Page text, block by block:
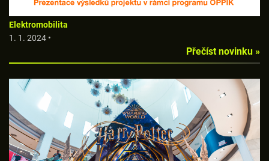
Elektromobilita
1. 1. 2024 •
Přečíst novinku »